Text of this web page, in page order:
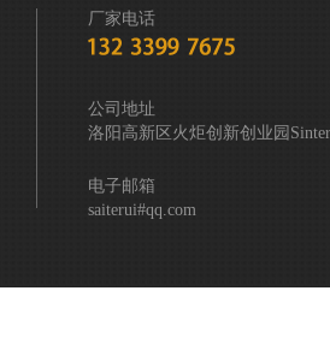
厂家电话
公司地址
洛阳高新区火炬创新创业园
电子邮箱
saiterui#qq.com